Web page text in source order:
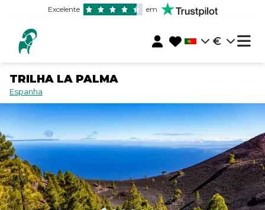
Excelente em
€
TRILHA LA PALMA
Espanha